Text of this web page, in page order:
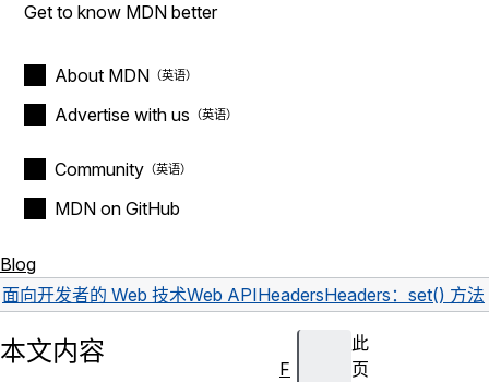
Get to know MDN better
About MDN
Advertise with us
Community
MDN on GitHub
Blog
面向开发者的 Web 技术Web APIHeadersHeaders：set() 方法
此
页
本文内容
F